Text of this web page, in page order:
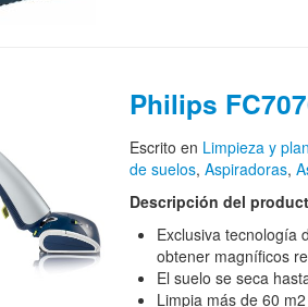
Philips
Escrito en Limpieza y
de suelos, Aspiradoras,
Descripción del
Exclusiva tecnología
obtener magníficos
El suelo se seca
Limpia más de 60